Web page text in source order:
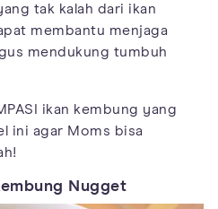
tak kalah dari ikan
membantu menjaga
mendukung tumbuh
ikan kembung yang
ini agar Moms bisa
Nugget